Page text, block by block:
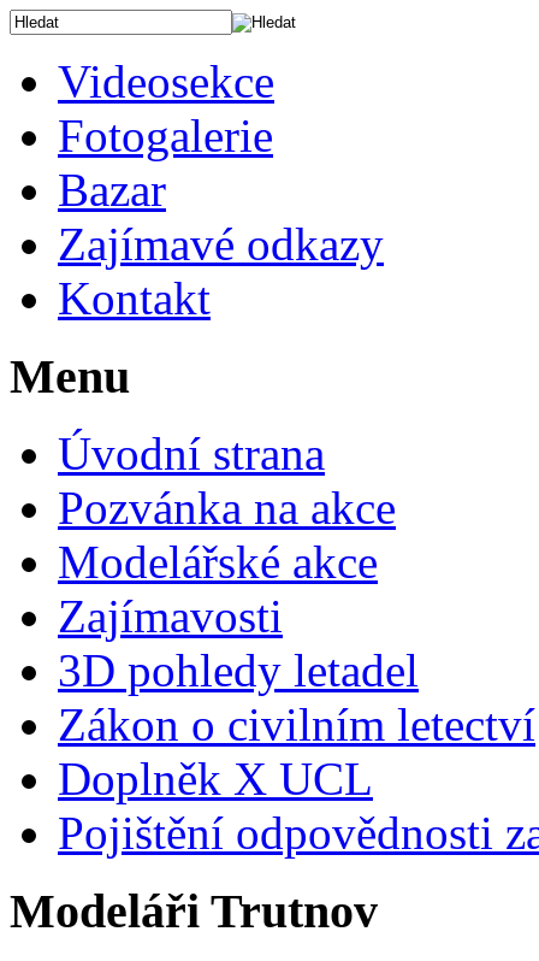
Videosekce
Fotogalerie
Bazar
Zajímavé odkazy
Kontakt
Menu
Úvodní strana
Pozvánka na akce
Modelářské akce
Zajímavosti
3D pohledy letadel
Zákon o civilním letectví
Doplněk X UCL
Pojištění odpovědnosti
Modeláři Trutnov